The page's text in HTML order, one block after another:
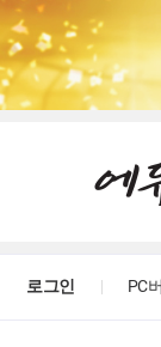
로그인 PC